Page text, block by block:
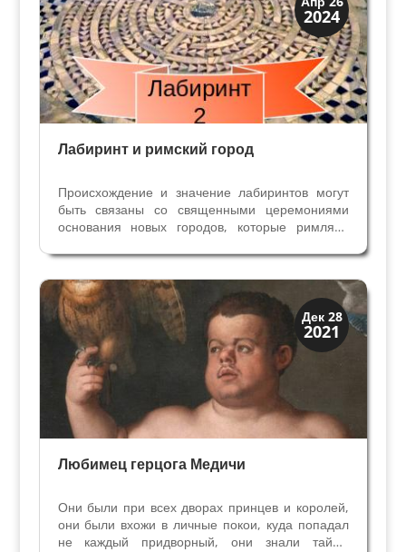
2024
История
Лабиринт и римский город
Происхождение и значение лабиринтов могут
быть связаны со священными церемониями
основания новых городов, которые римляне
“изобретателя” римских лабиринтов
рассматривается имя Луция Корнелия Силлы.
Между I веком до н. э. и V н. э....
Дек 28
2021
Династии
Медичи Флоренция
Любимец герцога Медичи
Они были при всех дворах принцев и королей,
они были вхожи в личные покои, куда попадал
не каждый придворный, они знали тайны